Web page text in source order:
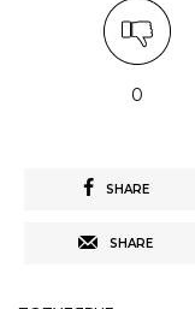
0
SHARE
SHARE